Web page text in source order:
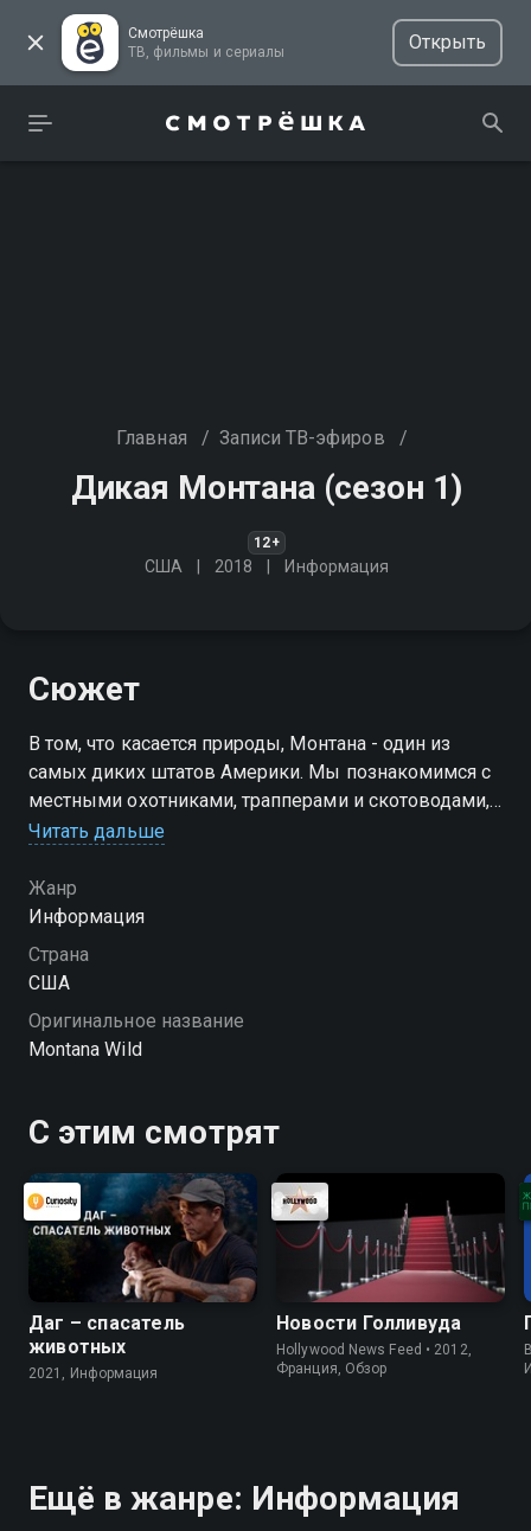
Смотрёшка
ТВ, фильмы и сериалы
Открыть
Главная / Записи ТВ-эфиров /
Дикая Монтана (сезон 1)
12+
США 2018 Информация
Сюжет
В том, что касается природы, Монтана - один из
самых диких штатов Америки. Мы познакомимся с
местными охотниками, трапперами и скотоводами,
которые живут в своего рода симбиозе с
Посмотреть онлайн 1 сезон сериала Дикая Монтана
вы можете совершенно бесплатно в хорошем HD
качестве на Смотрёшке
Читать дальше
Жанр
Информация
Страна
США
Оригинальное название
Montana Wild
С этим смотрят
Даг – спасатель
животных
2021, Информация
Новости Голливуда
Hollywood News Feed • 2012,
Франция, Обзор
Ещё в жанре: Информация